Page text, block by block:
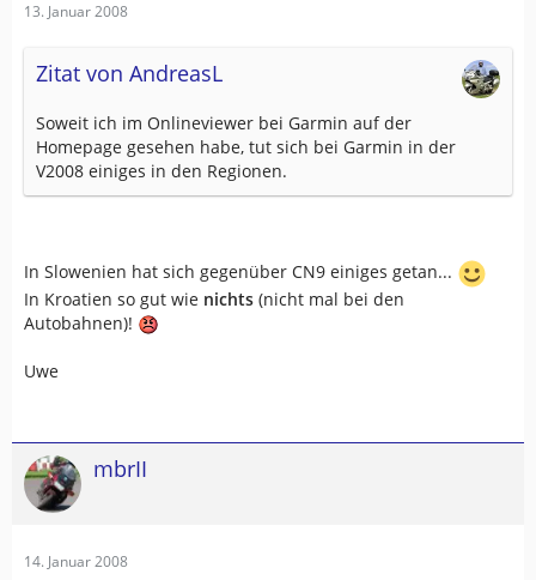
13. Januar 2008
Zitat von AndreasL
Soweit ich im Onlineviewer bei Garmin auf der
Homepage gesehen habe, tut sich bei Garmin in der
V2008 einiges in den Regionen.
In Slowenien hat sich gegenüber CN9 einiges getan...
In Kroatien so gut wie nichts (nicht mal bei den
Autobahnen)!
Uwe
mbrII
14. Januar 2008